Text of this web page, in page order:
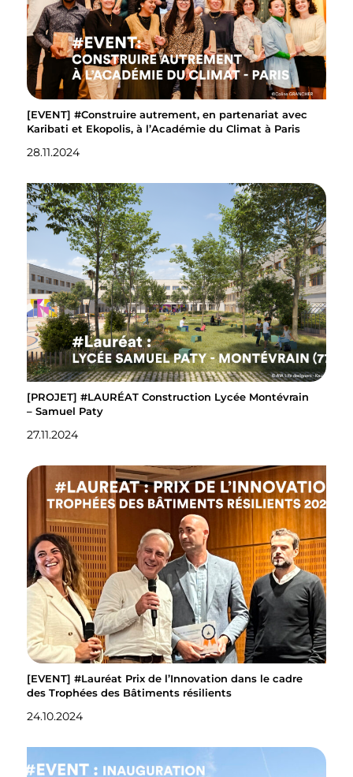
[EVENT] #Construire autrement, en partenariat avec
Karibati et Ekopolis, à l’Académie du Climat à Paris
28.11.2024
[PROJET] #LAURÉAT Construction Lycée Montévrain
– Samuel Paty
27.11.2024
[EVENT] #Lauréat Prix de l’Innovation dans le cadre
des Trophées des Bâtiments résilients
24.10.2024